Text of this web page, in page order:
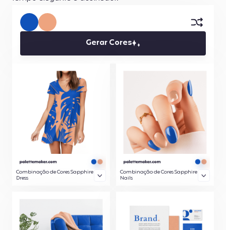
Gerar Cores
Combinação de Cores Sapphire
Dress
Combinação de Cores Sapphire
Nails